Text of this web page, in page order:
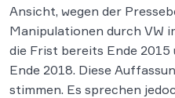
Ansicht, wegen der
Manipulationen durch VW
die Frist bereits Ende 2015
Ende 2018. Diese
stimmen. Es sprechen